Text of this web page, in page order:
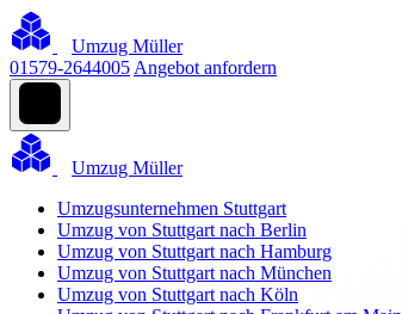
Umzug Müller
01579-2644005 Angebot anfordern
Umzug Müller
Umzugsunternehmen Stuttgart
Umzug von Stuttgart nach Berlin
Umzug von Stuttgart nach Hamburg
Umzug von Stuttgart nach München
Umzug von Stuttgart nach Köln